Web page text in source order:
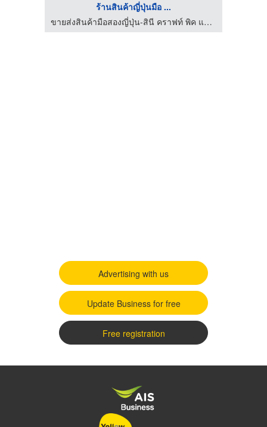
ร้านสินค้าญี่ปุ่นมือ ...
ขายส่งสินค้ามือสองญี่ปุ่น-สินี คราฟท์ พิค แอนด์ โค
Advertising with us
Update Business for free
Free registration